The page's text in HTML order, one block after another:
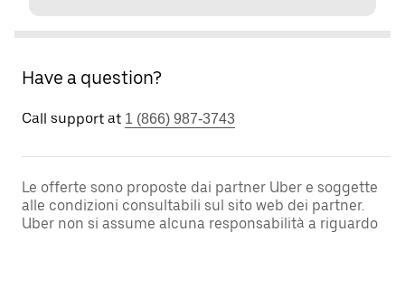
Have a question?
Call support at 1 (866) 987-3743
Le offerte sono proposte dai partner Uber e soggette
alle condizioni consultabili sul sito web dei partner.
Uber non si assume alcuna responsabilità a riguardo